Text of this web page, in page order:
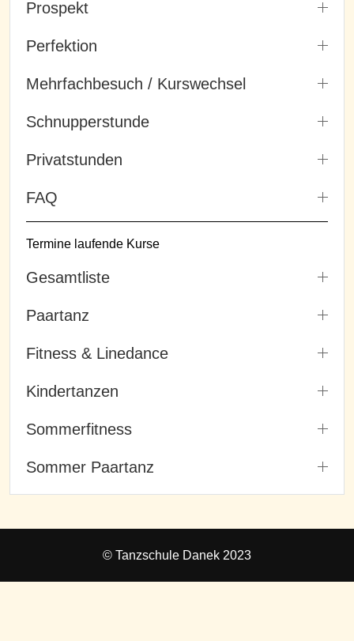
Prospekt
Perfektion
Mehrfachbesuch / Kurswechsel
Schnupperstunde
Privatstunden
FAQ
Termine laufende Kurse
Gesamtliste
Paartanz
Fitness & Linedance
Kindertanzen
Sommerfitness
Sommer Paartanz
© Tanzschule Danek 2023